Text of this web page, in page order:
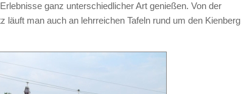
ganz unterschiedlicher Art genießen. Von der
läuft man auch an lehrreichen Tafeln rund um den Kienberg